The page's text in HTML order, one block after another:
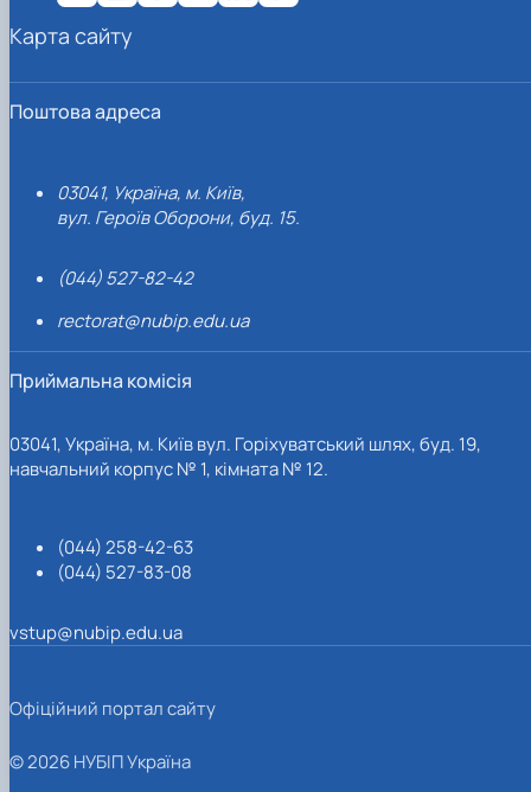
Поштова адреса
03041, Україна, м. Київ,
вул. Героїв Оборони, буд. 15.
(044) 527-82-42
rectorat@nubip.edu.ua
Приймальна комісія
03041, Україна, м. Київ вул. Горіхуватський шлях, буд. 19,
навчальний корпус № 1, кімната № 12.
(044) 258-42-63
(044) 527-83-08
vstup@nubip.edu.ua
Карта сайту
Офіційний портал сайту
© 2026 НУБІП Україна